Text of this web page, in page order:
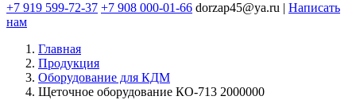
+7 919 599-72-37 +7 908 000-01-66 dorzap45@ya.ru | Написать
нам
Главная
Продукция
Оборудование для КДМ
Щеточное оборудование КО-713 2000000